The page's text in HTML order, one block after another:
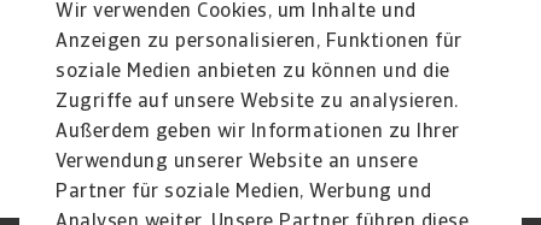
Wir verwenden Cookies, um Inhalte und
Anzeigen zu personalisieren, Funktionen für
soziale Medien anbieten zu können und die
Zugriffe auf unsere Website zu analysieren.
Außerdem geben wir Informationen zu Ihrer
Verwendung unserer Website an unsere
Partner für soziale Medien, Werbung und
approval to underwrite
Atradius Syndicate 1864 will help financial
institutions manage trade credit risk more
efficiently
16 Dec 2025